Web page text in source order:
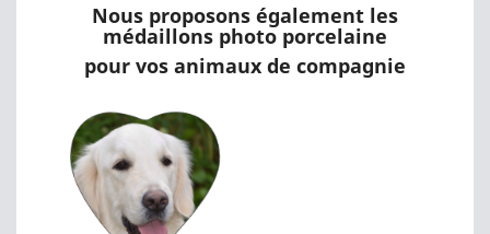
Nous proposons également les
médaillons photo porcelaine
pour vos animaux de compagnie